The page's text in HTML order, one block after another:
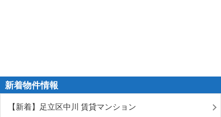
新着物件情報
【新着】足立区中川 賃貸マンション